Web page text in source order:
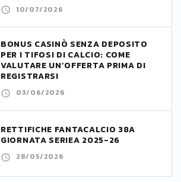
10/07/2026
BONUS CASINÒ SENZA DEPOSITO
PER I TIFOSI DI CALCIO: COME
VALUTARE UN’OFFERTA PRIMA DI
REGISTRARSI
03/06/2026
RETTIFICHE FANTACALCIO 38A
GIORNATA SERIEA 2025-26
28/05/2026